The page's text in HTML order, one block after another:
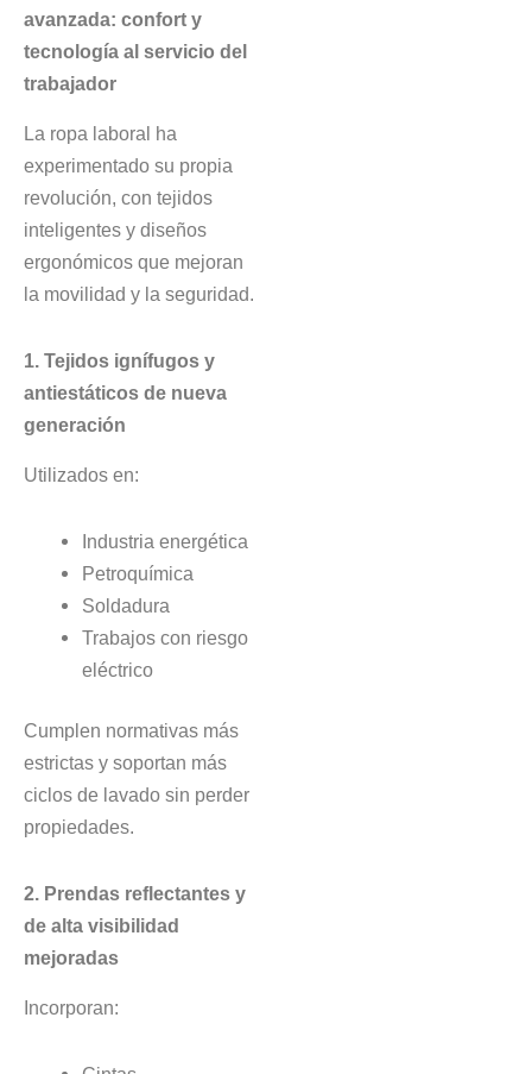
avanzada: confort y
tecnología al servicio del
trabajador
La ropa laboral ha
experimentado su propia
revolución, con tejidos
inteligentes y diseños
ergonómicos que mejoran
la movilidad y la seguridad.
1. Tejidos ignífugos y
antiestáticos de nueva
generación
Utilizados en:
Industria energética
Petroquímica
Soldadura
Trabajos con riesgo
eléctrico
Cumplen normativas más
estrictas y soportan más
ciclos de lavado sin perder
propiedades.
2. Prendas reflectantes y
de alta visibilidad
mejoradas
Incorporan: